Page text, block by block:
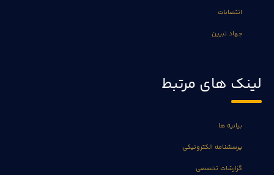
انتصابات
جهاد تبیین
لینک های مرتبط
بیانیه ها
پرسشنامه الکترونیکی
گزارشات تخصصی